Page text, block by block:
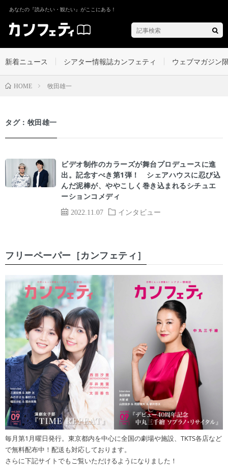
あなたの『読みたい・観たい』がここにある！
新着ニュース シアター情報誌カンフェティ ウェブマガジン
HOME 牧田雄一
タグ：牧田雄一
2022.11.07 インタビュー
ビデオ制作のカラーズが舞台プロデュースに進
出。記念すべき第1弾！ シェアハウスに忍び込
んだ泥棒が、ややこしく巻き込まれるシチュエ
ーションコメディ
フリーペーパー［カンフェティ］
毎月第1月曜日発行。東京都内を中心に全国の劇場や施設、TKTS各店など
で無料配布中！配送も対応しております。
さらに下記サイトでもご覧いただけるようになりました！